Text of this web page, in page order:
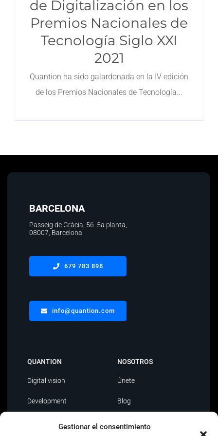
Gestionar el consentimiento
Contacto
de Digitalización en los
Premios Nacionales de
Tecnología Siglo XXI
2021
Quantion ha sido galardonada en la IV edición
de los Premios Nacionales de Tecnología
BARCELONA
Passeig de Gràcia, 56. 5a planta
08007, Barcelona
679 783 898
info@quantion.com
QUANTION
Digital vision
Development
NOSOTROS
Únete
Blog